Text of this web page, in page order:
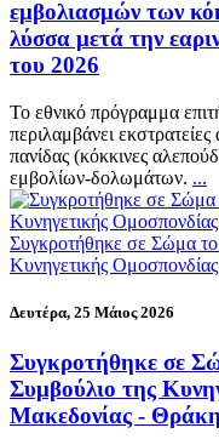
εμβολιασμών των
λύσσα μετά την
του 2026
Το εθνικό πρόγραμμα
περιλαμβάνει
πανίδας (κόκκινες
εμβολίων-δολωμάτων. ...
Συγκροτήθηκε σε Σώμα το
Κυνηγετικής
Δευτέρα, 25 Μάιος 2026
Συγκροτήθηκε σε
Συμβούλιο της
Μακεδονίας -